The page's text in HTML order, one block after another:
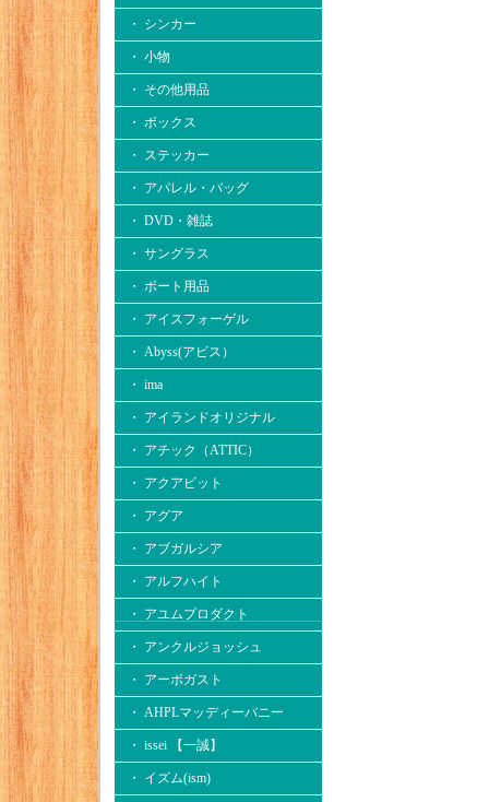
・ シンカー
・ 小物
・ その他用品
・ ボックス
・ ステッカー
・ アパレル・バッグ
・ DVD・雑誌
・ サングラス
・ ボート用品
・ アイスフォーゲル
・ Abyss(アビス）
・ ima
・ アイランドオリジナル
・ アチック（ATTIC）
・ アクアビット
・ アグア
・ アブガルシア
・ アルフハイト
・ アユムプロダクト
・ アンクルジョッシュ
・ アーボガスト
・ AHPLマッディーバニー
・ issei 【一誠】
・ イズム(ism)